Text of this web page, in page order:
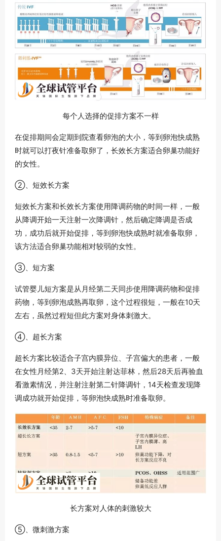
每个人选择的促排方案不一样
在促排期间会定期到院查看卵泡的大小，等到卵泡快成熟
时就可以打夜针准备取卵了，长效长方案适合卵巢功能好
的女性。
②、短效长方案
短效长方案和长效长方案使用降调药物的时间一样，一般
从降调开始一天注射一次降调针，然后确定降调是否成
功，成功后就开始促排，等到卵泡快成熟时就准备取卵，
该方法适合卵巢功能相对较弱的女性。
③、短方案
试管婴儿短方案是从月经第二天同步使用降调药物和促排
药物，等到卵泡成熟再取卵，这个过程很短，一般在10天
左右，虽然过程短但此方案对身体刺激大。
④、超长方案
超长方案比较适合子宫内膜异位、子宫偏大的患者，一般
在女性月经第2、3天开始注射达菲林，然后28天后再验血
看激素情况，并注射注射第二针降调针，14天检查发现降
调成功就开始促排，等卵泡快成熟时准备取卵。
长方案对人体的刺激较大
⑤、微刺激方案